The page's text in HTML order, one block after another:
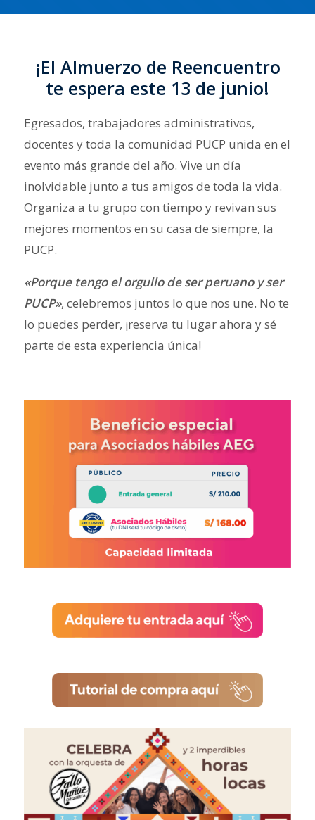
¡El Almuerzo de Reencuentro
te espera este 13 de junio!
Egresados, trabajadores administrativos,
docentes y toda la comunidad PUCP unida en el
evento más grande del año. Vive un día
inolvidable junto a tus amigos de toda la vida.
Organiza a tu grupo con tiempo y revivan sus
mejores momentos en su casa de siempre, la
PUCP.
«Porque tengo el orgullo de ser peruano y ser
PUCP», celebremos juntos lo que nos une. No te
lo puedes perder, ¡reserva tu lugar ahora y sé
parte de esta experiencia única!